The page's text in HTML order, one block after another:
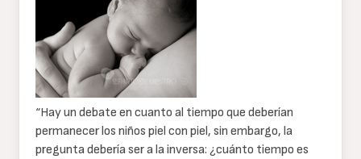
texto
“Hay un debate en cuanto al tiempo que deberían
permanecer los niños piel con piel, sin embargo, la
pregunta debería ser a la inversa: ¿cuánto tiempo es